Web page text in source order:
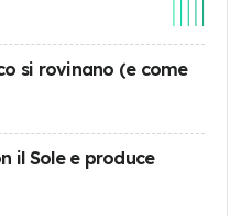
si rovinano (e come
il Sole e produce